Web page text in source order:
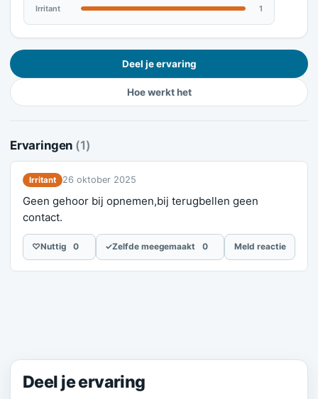
Irritant 1
Deel je ervaring
Hoe werkt het
Ervaringen (1)
Irritant 26 oktober 2025
Geen gehoor bij opnemen,bij terugbellen geen
contact.
♡Nuttig 0 ✓Zelfde meegemaakt 0 Meld reactie
Deel je ervaring